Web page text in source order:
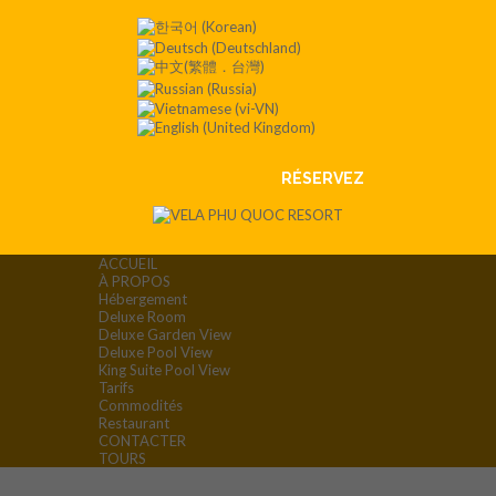
RÉSERVEZ
ACCUEIL
À PROPOS
Hébergement
Deluxe Room
Deluxe Garden View
Deluxe Pool View
King Suite Pool View
Tarifs
Commodités
Restaurant
CONTACTER
TOURS